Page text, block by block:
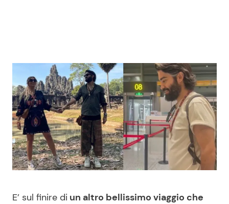
News Spettacolo
Benessere
Casa
Moda e Style
Mondo Mamma
Cucina e Ricette
Consigli di Cucina
Dolci
Le Ricette in TV
E’ sul finire di un altro bellissimo viaggio che